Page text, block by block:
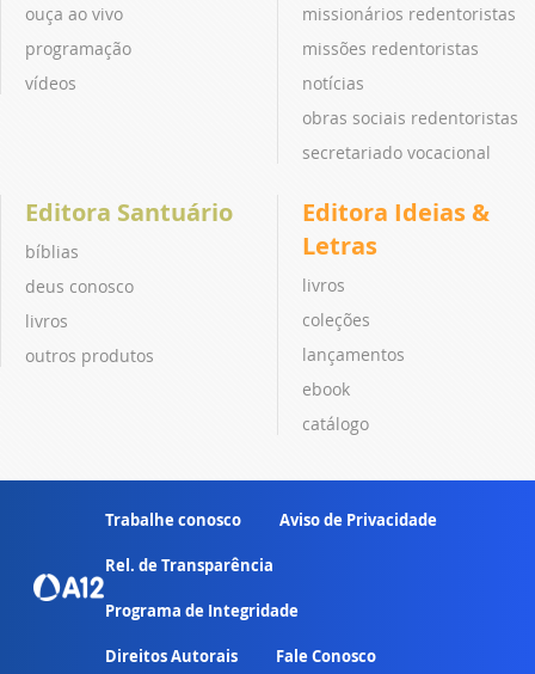
ouça ao vivo
programação
vídeos
missionários redentoristas
missões redentoristas
notícias
obras sociais redentoristas
secretariado vocacional
Editora Santuário
bíblias
deus conosco
livros
outros produtos
Editora Ideias &
Letras
livros
coleções
lançamentos
ebook
catálogo
Trabalhe conosco Aviso de Privacidade
Rel. de Transparência
Programa de Integridade
Direitos Autorais Fale Conosco